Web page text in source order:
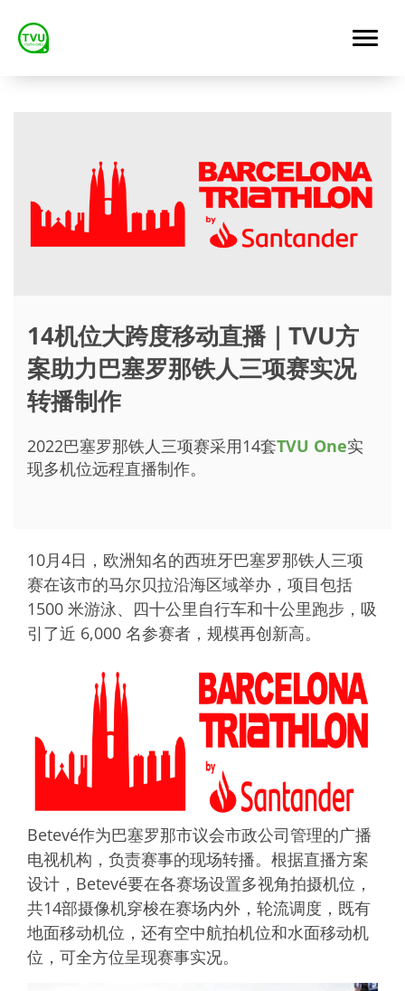
14机位大跨度移动直播｜TVU方
案助力巴塞罗那铁人三项赛实况
转播制作
2022巴塞罗那铁人三项赛采用14套TVU One实
现多机位远程直播制作。
10月4日，欧洲知名的西班牙巴塞罗那铁人三项
赛在该市的马尔贝拉沿海区域举办，项目包括
1500 米游泳、四十公里自行车和十公里跑步，吸
引了近 6,000 名参赛者，规模再创新高。
Betevé作为巴塞罗那市议会市政公司管理的广播
电视机构，负责赛事的现场转播。根据直播方案
设计，Betevé要在各赛场设置多视角拍摄机位，
共14部摄像机穿梭在赛场内外，轮流调度，既有
地面移动机位，还有空中航拍机位和水面移动机
位，可全方位呈现赛事实况。